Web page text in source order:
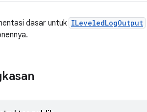
dasar untuk ILeveledLogOutput